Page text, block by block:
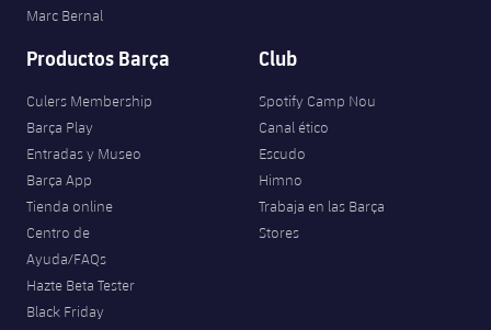
Marc Bernal
Productos Barça
Culers Membership
Barça Play
Entradas y Museo
Barça App
Tienda online
Centro de
Ayuda/FAQs
Hazte Beta Tester
Black Friday
Club
Spotify Camp Nou
Canal ético
Escudo
Himno
Trabaja en las Barça
Stores